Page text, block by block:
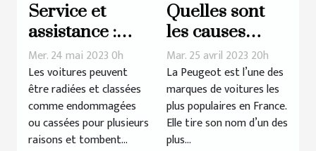
Service et
assistance :
Rachat d’un
véhicule radié
Mer. 24 mai 2023 0h
Les voitures peuvent
être radiées et classées
comme endommagées
ou cassées pour plusieurs
raisons et tombent...
Quelles sont
les causes
d’une panne
de démarrage
chez la
Peugeot 308 ?
Mar. 25 avril 2023 20h
La Peugeot est l’une des
marques de voitures les
plus populaires en France.
Elle tire son nom d’un des
plus...